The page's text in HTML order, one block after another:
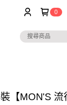
0
【MON'S 流